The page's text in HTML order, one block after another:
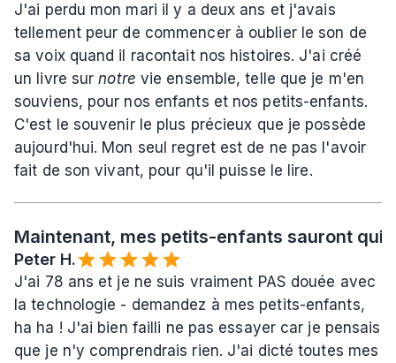
J'ai perdu mon mari il y a deux ans et j'avais
tellement peur de commencer à oublier le son de
sa voix quand il racontait nos histoires. J'ai créé
un livre sur notre vie ensemble, telle que je m'en
souviens, pour nos enfants et nos petits-enfants.
C'est le souvenir le plus précieux que je possède
aujourd'hui. Mon seul regret est de ne pas l'avoir
fait de son vivant, pour qu'il puisse le lire.
Maintenant, mes petits-enfants sauront qui
Peter H.
J'ai 78 ans et je ne suis vraiment PAS douée avec
la technologie - demandez à mes petits-enfants,
ha ha ! J'ai bien failli ne pas essayer car je pensais
que je n'y comprendrais rien. J'ai dicté toutes mes